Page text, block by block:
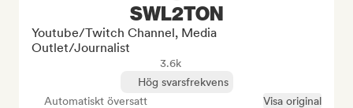
SWL2TON
Youtube/Twitch Channel, Media
Outlet/Journalist
3.6k
Hög svarsfrekvens
Automatiskt översatt
Visa original